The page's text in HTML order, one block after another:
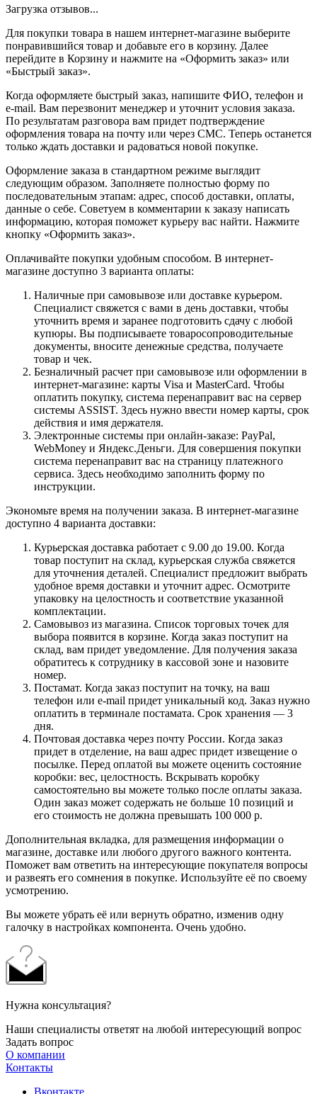
Загрузка отзывов...
Для покупки товара в нашем интернет-магазине выберите
понравившийся товар и добавьте его в корзину. Далее
перейдите в Корзину и нажмите на «Оформить заказ» или
«Быстрый заказ».
Когда оформляете быстрый заказ, напишите ФИО, телефон и
e-mail. Вам перезвонит менеджер и уточнит условия заказа.
По результатам разговора вам придет подтверждение
оформления товара на почту или через СМС. Теперь останется
только ждать доставки и радоваться новой покупке.
Оформление заказа в стандартном режиме выглядит
следующим образом. Заполняете полностью форму по
последовательным этапам: адрес, способ доставки, оплаты,
данные о себе. Советуем в комментарии к заказу написать
информацию, которая поможет курьеру вас найти. Нажмите
кнопку «Оформить заказ».
Оплачивайте покупки удобным способом. В интернет-
магазине доступно 3 варианта оплаты:
Наличные при самовывозе или доставке курьером.
Специалист свяжется с вами в день доставки, чтобы
уточнить время и заранее подготовить сдачу с любой
купюры. Вы подписываете товаросопроводительные
документы, вносите денежные средства, получаете
товар и чек.
Безналичный расчет при самовывозе или оформлении в
интернет-магазине: карты Visa и MasterCard. Чтобы
оплатить покупку, система перенаправит вас на сервер
системы ASSIST. Здесь нужно ввести номер карты, срок
действия и имя держателя.
Электронные системы при онлайн-заказе: PayPal,
WebMoney и Яндекс.Деньги. Для совершения покупки
система перенаправит вас на страницу платежного
сервиса. Здесь необходимо заполнить форму по
инструкции.
Экономьте время на получении заказа. В интернет-магазине
доступно 4 варианта доставки:
Курьерская доставка работает с 9.00 до 19.00. Когда
товар поступит на склад, курьерская служба свяжется
для уточнения деталей. Специалист предложит выбрать
удобное время доставки и уточнит адрес. Осмотрите
упаковку на целостность и соответствие указанной
комплектации.
Самовывоз из магазина. Список торговых точек для
выбора появится в корзине. Когда заказ поступит на
склад, вам придет уведомление. Для получения заказа
обратитесь к сотруднику в кассовой зоне и назовите
номер.
Постамат. Когда заказ поступит на точку, на ваш
телефон или e-mail придет уникальный код. Заказ нужно
оплатить в терминале постамата. Срок хранения — 3
дня.
Почтовая доставка через почту России. Когда заказ
придет в отделение, на ваш адрес придет извещение о
посылке. Перед оплатой вы можете оценить состояние
коробки: вес, целостность. Вскрывать коробку
самостоятельно вы можете только после оплаты заказа.
Один заказ может содержать не больше 10 позиций и
его стоимость не должна превышать 100 000 р.
Дополнительная вкладка, для размещения информации о
магазине, доставке или любого другого важного контента.
Поможет вам ответить на интересующие покупателя вопросы
и развеять его сомнения в покупке. Используйте её по своему
усмотрению.
Вы можете убрать её или вернуть обратно, изменив одну
галочку в настройках компонента. Очень удобно.
Нужна консультация?
Наши специалисты ответят на любой интересующий вопрос
Задать вопрос
О компании
Контакты
Вконтакте